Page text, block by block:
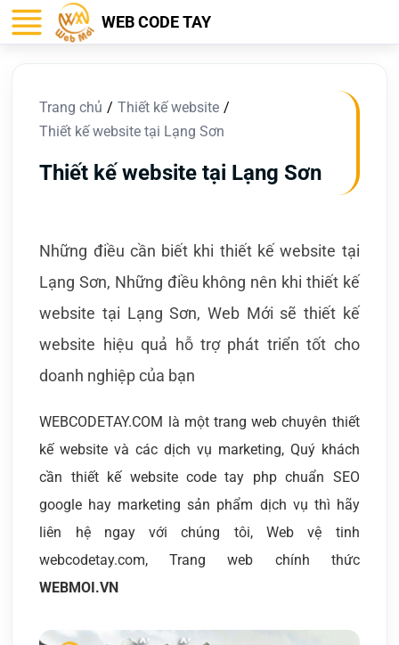
WEB CODE TAY
Trang chủ
Thiết kế website
Thiết kế website tại Lạng Sơn
Thiết kế website tại Lạng Sơn
Những điều cần biết khi thiết kế website tại
Lạng Sơn, Những điều không nên khi thiết kế
website tại Lạng Sơn, Web Mới sẽ thiết kế
website hiệu quả hỗ trợ phát triển tốt cho
doanh nghiệp của bạn
WEBCODETAY.COM là một trang web chuyên thiết
kế website và các dịch vụ marketing, Quý khách
cần thiết kế website code tay php chuẩn SEO
google hay marketing sản phẩm dịch vụ thì hãy
liên hệ ngay với chúng tôi, Web vệ tinh
webcodetay.com, Trang web chính thức
WEBMOI.VN